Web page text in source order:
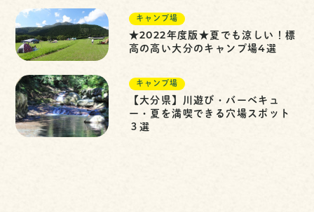
キャンプ場
★2022年度版★夏でも涼しい！標
高の高い大分のキャンプ場4選
キャンプ場
【大分県】川遊び・バーベキュ
ー・夏を満喫できる穴場スポット
３選